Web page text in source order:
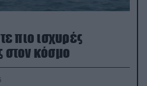
πιο ισχυρές
στον κόσμο